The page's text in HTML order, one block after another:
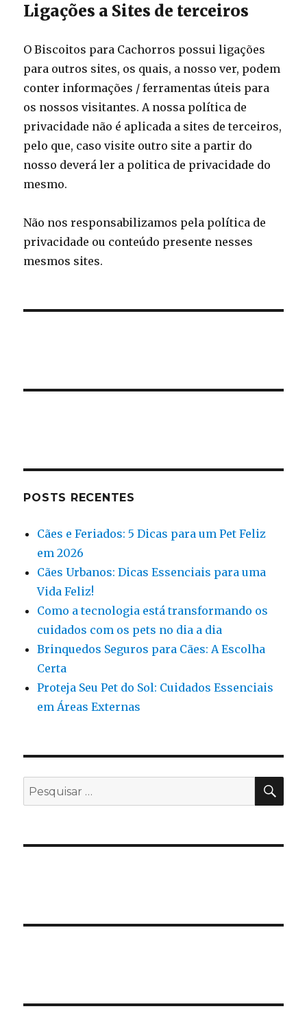
Ligações a Sites de terceiros
O Biscoitos para Cachorros possui ligações
para outros sites, os quais, a nosso ver, podem
conter informações / ferramentas úteis para
os nossos visitantes. A nossa política de
privacidade não é aplicada a sites de terceiros,
pelo que, caso visite outro site a partir do
nosso deverá ler a politica de privacidade do
mesmo.
Não nos responsabilizamos pela política de
privacidade ou conteúdo presente nesses
mesmos sites.
POSTS RECENTES
Cães e Feriados: 5 Dicas para um Pet Feliz
em 2026
Cães Urbanos: Dicas Essenciais para uma
Vida Feliz!
Como a tecnologia está transformando os
cuidados com os pets no dia a dia
Brinquedos Seguros para Cães: A Escolha
Certa
Proteja Seu Pet do Sol: Cuidados Essenciais
em Áreas Externas
Pesquisar
por: